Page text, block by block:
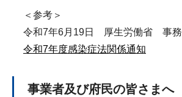
＜参考＞
令和7年6月19日 厚生労働省 事
令和7年度感染症法関係通知
事業者及び府民の皆さまへ